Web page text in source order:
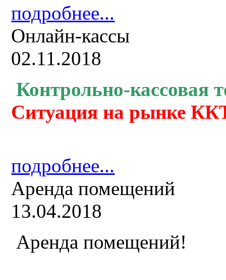
подробнее...
Онлайн-кассы
02.11.2018
Контрольно-кассовая
Ситуация на рынке
подробнее...
Аренда помещений
13.04.2018
Аренда помещений!